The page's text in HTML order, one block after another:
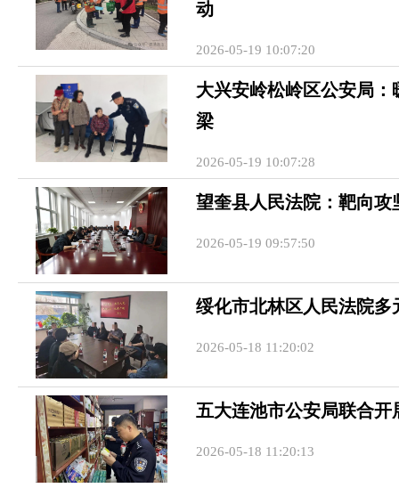
动
2026-05-19 10:07:20
大兴安岭松岭区公安局
梁
2026-05-19 10:07:28
望奎县人民法院：靶向
2026-05-19 09:57:50
绥化市北林区人民法院多
2026-05-18 11:20:02
五大连池市公安局联合
2026-05-18 11:20:13